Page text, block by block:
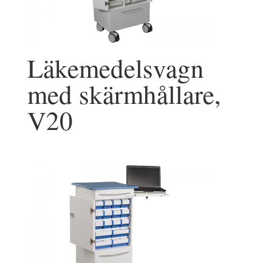
Läkemedelsvagn
med skärmhållare,
V20